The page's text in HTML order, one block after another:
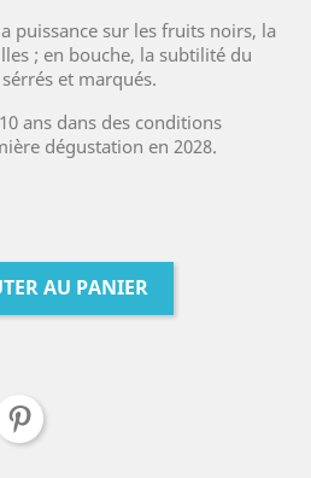
puissance sur les fruits noirs, la
; en bouche, la subtilité du
et marqués.
ans dans des conditions
dégustation en 2028.
AU PANIER